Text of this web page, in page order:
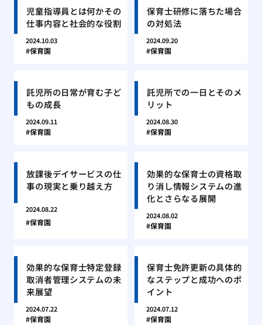
児童指導員とは何かその
仕事内容と社会的な役割
2024.10.03
保育園
保育士研修に落ちた場合
の対処法
2024.09.20
保育園
託児所の日常が育む子ど
もの成長
2024.09.11
保育園
託児所での一日とそのメ
リット
2024.08.30
保育園
放課後デイサービスの仕
事の現実と乗り越え方
2024.08.22
保育園
効果的な保育士の資格取
り消し情報システムの進
化とさらなる展開
2024.08.02
保育園
効果的な保育士特定登録
取消者管理システムの未
来展望
2024.07.22
保育園
保育士免許更新の具体的
なステップと成功へのポ
イント
2024.07.12
保育園